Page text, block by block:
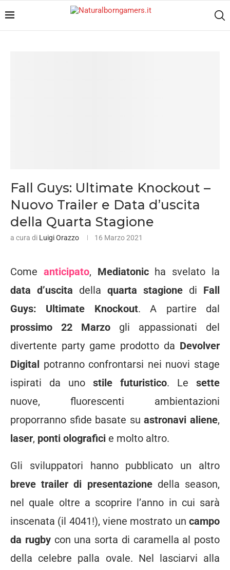
Fall Guys: Ultimate Knockout –
Nuovo Trailer e Data d’uscita
della Quarta Stagione
a cura di Luigi Orazzo 16 Marzo 2021
Come anticipato, Mediatonicha svelato la
data d’uscita della quarta stagione di Fall
Guys: Ultimate Knockout. A partire dal
prossimo 22 Marzo gli appassionati del
divertente party game prodotto da Devolver
Digital
potranno confrontarsi nei nuovi stage
ispirati da uno stile futuristico. Le sette
nuove, fluorescenti ambientazioni
proporranno sfide basate suastronavi aliene,
laser, ponti olografici e molto altro.
Gli sviluppatori hanno pubblicato un altro
breve trailer di presentazionedella season,
nel quale oltre a scoprire l’anno in cui sarà
inscenata (il 4041!), viene mostrato un campo
da rugbycon una sorta di caramella al posto
della celebre palla ovale. Nel lasciarvi alla